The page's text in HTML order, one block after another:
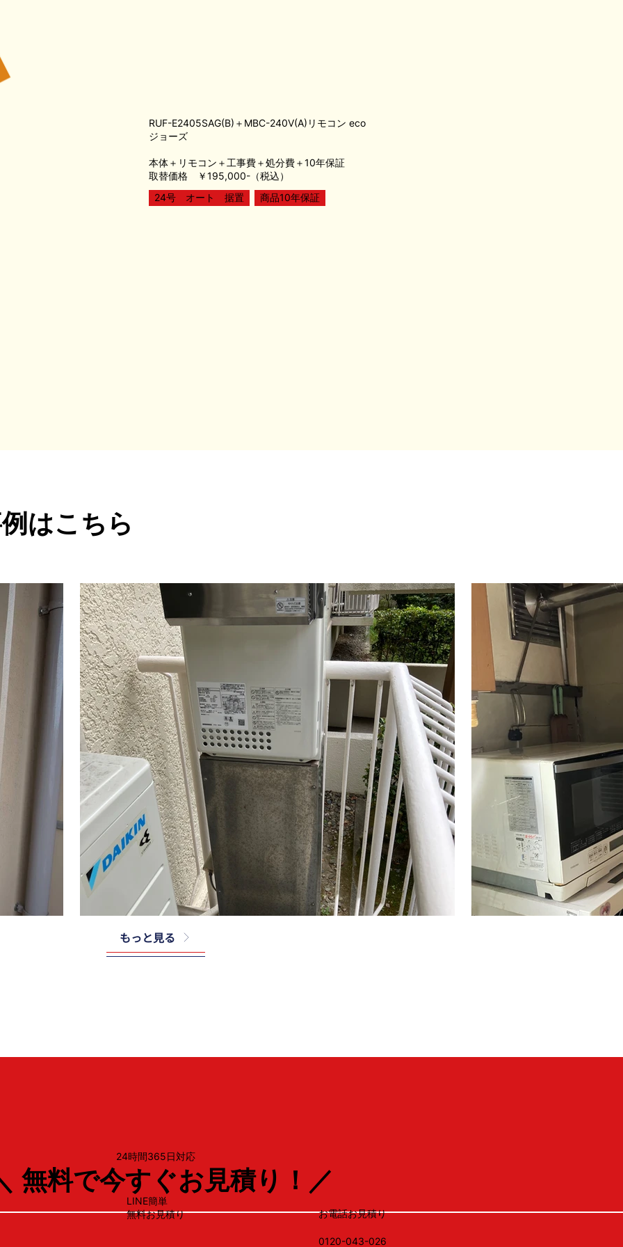
RUF-E2405SAG(B)＋MBC-240V(A)リモコン eco
ジョーズ
本体＋リモコン＋工事費＋処分費＋10年保証
取替価格 ￥195,000-（税込）
24号 オート 据置
商品10年保証
もっと見る
はこちら
LINE簡単
無料お見積り
0120-043-026
お電話お見積り
無料で今すぐお見積り！／
24時間365日対応